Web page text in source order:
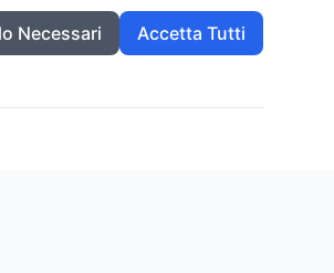
Necessari Accetta Tutti